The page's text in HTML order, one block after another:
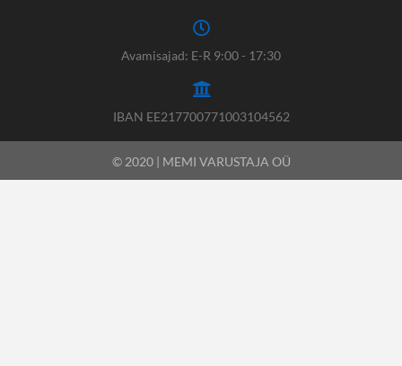
Avamisajad: E-R 9:00 - 17:30
IBAN EE217700771003104562
© 2020 | MEMI VARUSTAJA OÜ